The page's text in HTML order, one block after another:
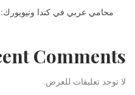
محامي عربي في كندا
Comments
لا توجد تعليقات للعرض.